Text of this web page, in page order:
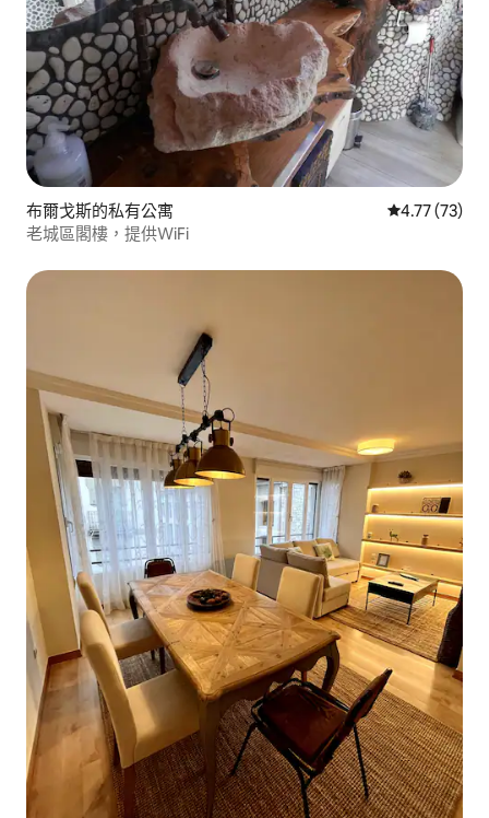
布爾戈斯的私有公寓 從 73 則評價
4.77 (73)
老城區閣樓，提供WiFi